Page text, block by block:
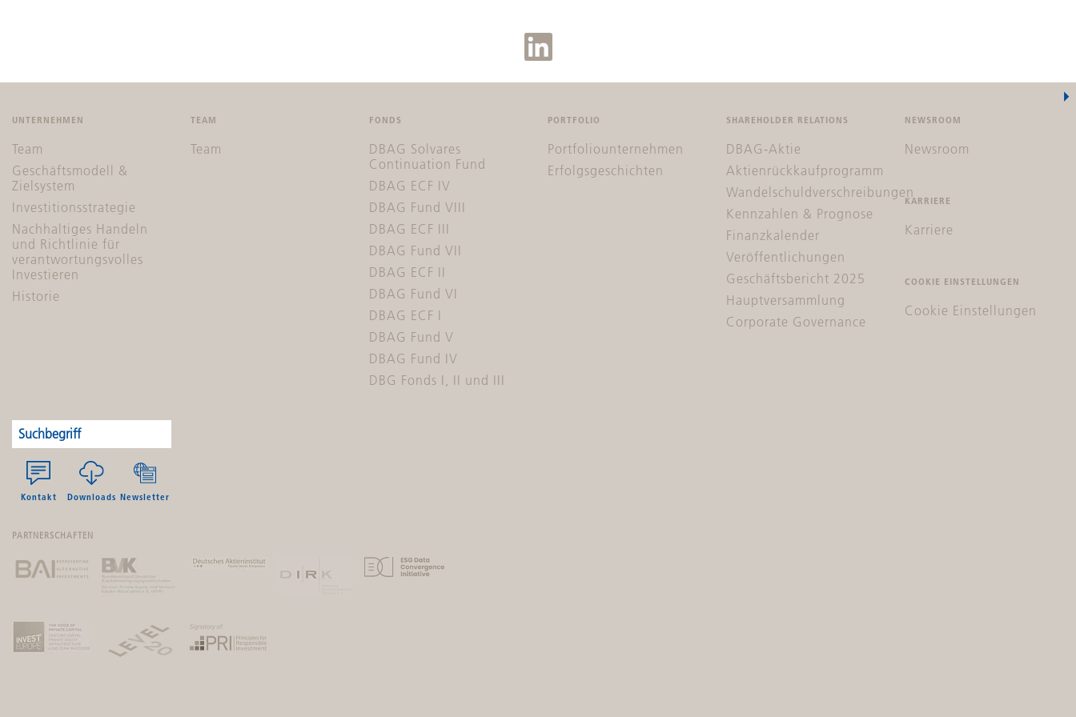
UNTERNEHMEN
Team
Geschäftsmodell &
Zielsystem
Investitionsstrategie
Nachhaltiges Handeln
und Richtlinie für
verantwortungsvolles
Investieren
Historie
TEAM
Team
FONDS
DBAG Solvares
Continuation Fund
DBAG ECF IV
DBAG Fund VIII
DBAG ECF III
DBAG Fund VII
DBAG ECF II
DBAG Fund VI
DBAG ECF I
DBAG Fund V
DBAG Fund IV
DBG Fonds I, II und III
PORTFOLIO
Portfoliounternehmen
Erfolgsgeschichten
SHAREHOLDER RELATIONS
DBAG-Aktie
Aktienrückkaufprogramm
Wandelschuldverschreibungen
Kennzahlen & Prognose
Finanzkalender
Veröffentlichungen
Geschäftsbericht 2025
Hauptversammlung
Corporate Governance
NEWSROOM
Newsroom
KARRIERE
Karriere
COOKIE EINSTELLUNGEN
Cookie Einstellungen
Kontakt Downloads Newsletter
PARTNERSCHAFTEN